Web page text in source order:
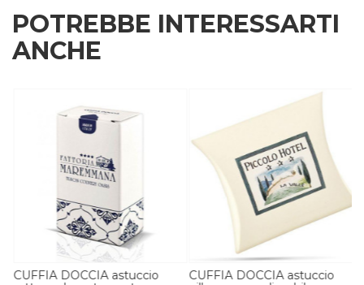
POTREBBE INTERESSARTI
ANCHE
CUFFIA DOCCIA astuccio
CUFFIA DOCCIA astuccio